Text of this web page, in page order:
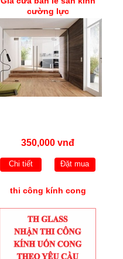
cường lực
350,000 vnđ
Chi tiết Đặt mua
thi công kính cong